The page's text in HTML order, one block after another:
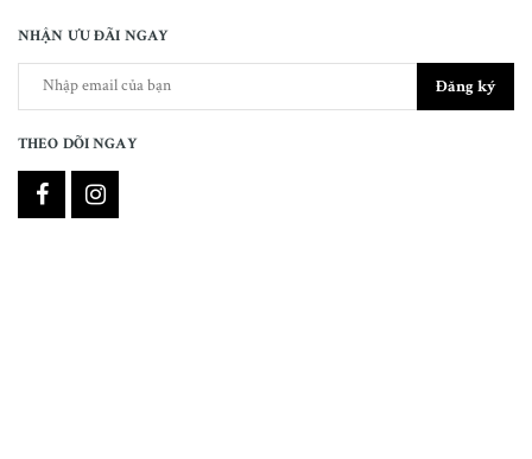
NHẬN ƯU ĐÃI NGAY
Đăng ký
THEO DÕI NGAY